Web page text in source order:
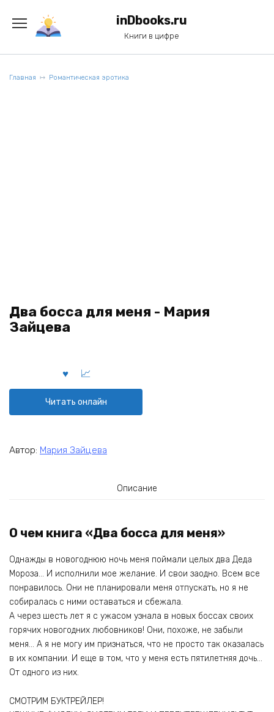
содержанию
inDbooks.ru
Книги в цифре
Главная Романтическая эротика
Два босса для меня - Мария
Зайцева
Читать онлайн
Автор: Мария Зайцева
Описание
О чем книга «Два босса для меня»
Однажды в новогоднюю ночь меня поймали целых два Деда
Мороза… И исполнили мое желание. И свои заодно. Всем все
понравилось. Они не планировали меня отпускать, но я не
собиралась с ними оставаться и сбежала.
А через шесть лет я с ужасом узнала в новых боссах своих
горячих новогодних любовников! Они, похоже, не забыли
меня… А я не могу им признаться, что не просто так оказалась
в их компании. И еще в том, что у меня есть пятилетняя дочь…
От одного из них.
СМОТРИМ БУКТРЕЙЛЕР!